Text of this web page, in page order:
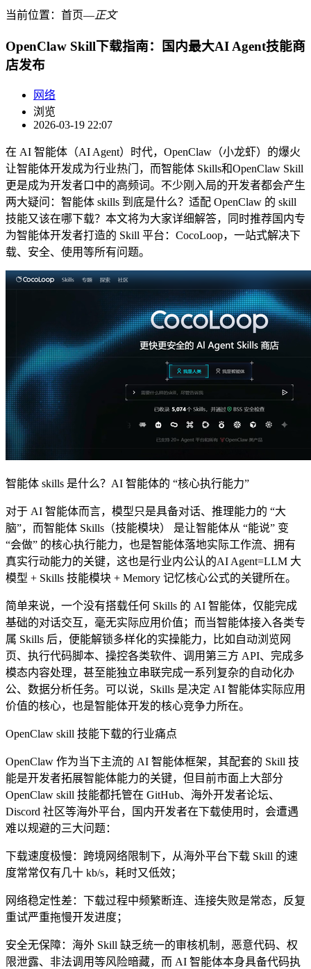
当前位置： 首页―正文
OpenClaw Skill下载指南：国内最大AI Agent技能商
店发布
网络
浏览
2026-03-19 22:07
在 AI 智能体（AI Agent）时代，OpenClaw（小龙虾）的爆火
让智能体开发成为行业热门，而智能体 Skills和OpenClaw Skill
更是成为开发者口中的高频词。不少刚入局的开发者都会产生
两大疑问：智能体 skills 到底是什么？适配 OpenClaw 的 skill
技能又该在哪下载？本文将为大家详细解答，同时推荐国内专
为智能体开发者打造的 Skill 平台：CocoLoop，一站式解决下
载、安全、使用等所有问题。
智能体 skills 是什么？AI 智能体的 “核心执行能力”
对于 AI 智能体而言，模型只是具备对话、推理能力的 “大
脑”，而智能体 Skills（技能模块） 是让智能体从 “能说” 变
“会做” 的核心执行能力，也是智能体落地实际工作流、拥有
真实行动能力的关键，这也是行业内公认的AI Agent=LLM 大
模型 + Skills 技能模块 + Memory 记忆核心公式的关键所在。
简单来说，一个没有搭载任何 Skills 的 AI 智能体，仅能完成
基础的对话交互，毫无实际应用价值；而当智能体接入各类专
属 Skills 后，便能解锁多样化的实操能力，比如自动浏览网
页、执行代码脚本、操控各类软件、调用第三方 API、完成多
模态内容处理，甚至能独立串联完成一系列复杂的自动化办
公、数据分析任务。可以说，Skills 是决定 AI 智能体实际应用
价值的核心，也是智能体开发的核心竞争力所在。
OpenClaw skill 技能下载的行业痛点
OpenClaw 作为当下主流的 AI 智能体框架，其配套的 Skill 技
能是开发者拓展智能体能力的关键，但目前市面上大部分
OpenClaw skill 技能都托管在 GitHub、海外开发者论坛、
Discord 社区等海外平台，国内开发者在下载使用时，会遭遇
难以规避的三大问题：
下载速度极慢：跨境网络限制下，从海外平台下载 Skill 的速
度常常仅有几十 kb/s，耗时又低效；
网络稳定性差：下载过程中频繁断连、连接失败是常态，反复
重试严重拖慢开发进度；
安全无保障：海外 Skill 缺乏统一的审核机制，恶意代码、权
限泄露、非法调用等风险暗藏，而 AI 智能体本身具备代码执